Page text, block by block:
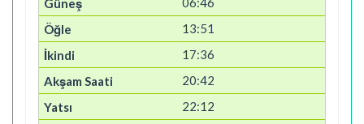
13:51
17:36
20:42
22:12